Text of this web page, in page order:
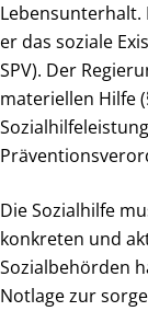
Lebensunterhalt.
er das soziale
SPV). Der
materiellen Hilfe
Die Sozialhilfe
konkreten und
Sozialbehörden
Notlage zur